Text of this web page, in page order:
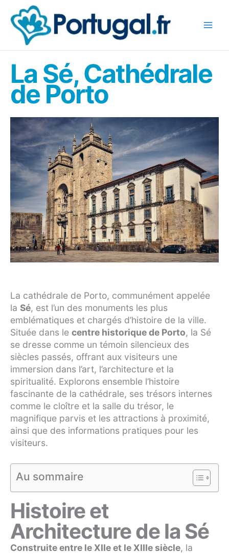
contenu
La Sé, Cathédrale
de Porto
La cathédrale de Porto, communément appelée
la Sé, est l’un des monuments les plus
emblématiques et chargés d’histoire de la ville.
Située dans le centre historique de Porto, la Sé
se dresse comme un témoin silencieux des
siècles passés, offrant aux visiteurs une
immersion dans l’art, l’architecture et la
spiritualité. Explorons ensemble l’histoire
fascinante de la cathédrale, ses trésors internes
comme le cloître et la salle du trésor, le
magnifique parvis et les attractions à proximité,
ainsi que des informations pratiques pour les
visiteurs.
Au sommaire
Histoire et
Architecture de la Sé
Construite entre le XIIe et le XIIIe siècle, la